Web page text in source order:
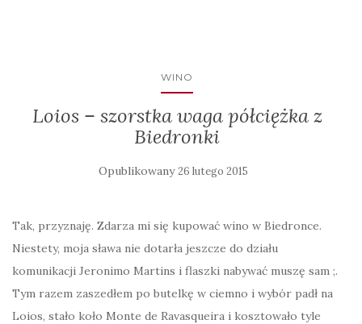
WINO
Loios – szorstka waga półciężka z
Biedronki
Opublikowany26 lutego 2015
Tak, przyznaję. Zdarza mi się kupować wino w Biedronce.
Niestety, moja sława nie dotarła jeszcze do działu
komunikacji Jeronimo Martins i flaszki nabywać muszę sam ;.
Tym razem zaszedłem po butelkę w ciemno i wybór padł na
Loios, stało koło Monte de Ravasqueira i kosztowało tyle